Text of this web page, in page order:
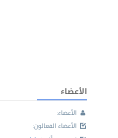
الأعضاء
الأعضاء:
الأعضاء الفعالون: